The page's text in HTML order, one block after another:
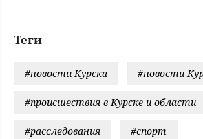
Теги
#новости Курска #новости
#происшествия в Курске и области
#расследования #спорт